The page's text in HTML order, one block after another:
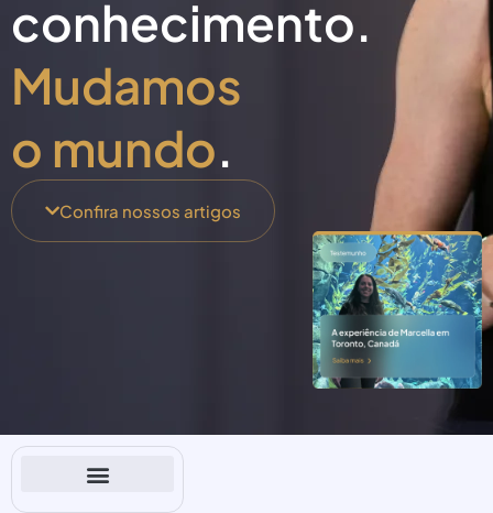
conhecimento.
Mudamos
o mundo.
Confira nossos artigos